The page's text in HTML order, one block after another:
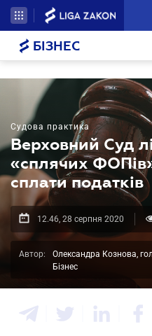
БІЗНЕС
Судова практика
Верховний Суд
«сплячих ФОПів»
сплати податків
12.46, 28 серпня 2020
Автор:
Олександра Кознова,
Бізнес